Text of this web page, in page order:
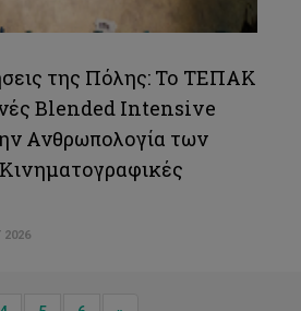
της Πόλης: Το ΤΕΠΑΚ
Blended Intensive
Ανθρωπολογία των
2026